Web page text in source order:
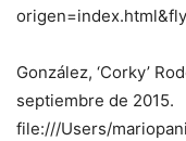
González, ‘Corky’
septiembre de 2015.
file:///Users/